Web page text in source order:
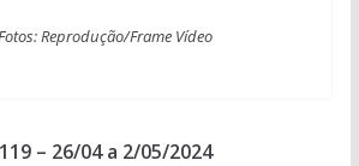
Reprodução/Frame Vídeo
– 26/04 a 2/05/2024